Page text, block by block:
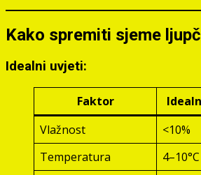
Kako spremiti sjeme
Idealni uvjeti:
Faktor
Vlažnost
<10%
Temperatura
4–10°C